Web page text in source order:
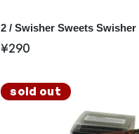
2 / Swisher Sweets
¥290
sold out